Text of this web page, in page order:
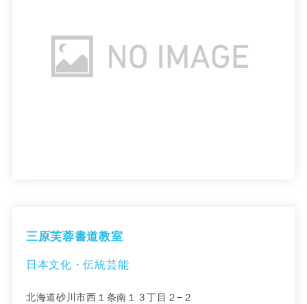
三原芙蓉書道教室
日本文化・伝統芸能
北海道砂川市西１条南１３丁目２−２